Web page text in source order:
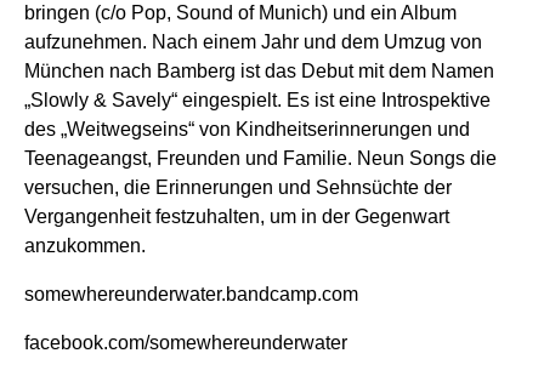
bringen (c/o Pop, Sound of Munich) und ein Album
aufzunehmen. Nach einem Jahr und dem Umzug von
München nach Bamberg ist das Debut mit dem Namen
„Slowly & Savely“ eingespielt. Es ist eine Introspektive
des „Weitwegseins“ von Kindheitserinnerungen und
Teenageangst, Freunden und Familie. Neun Songs die
versuchen, die Erinnerungen und Sehnsüchte der
Vergangenheit festzuhalten, um in der Gegenwart
anzukommen.
somewhereunderwater.bandcamp.com
facebook.com/somewhereunderwater